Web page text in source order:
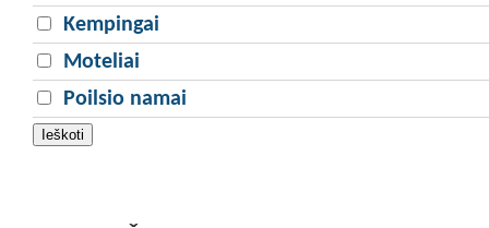
Kempingai
Moteliai
Poilsio namai